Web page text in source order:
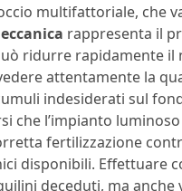
multifattoriale, che
rappresenta il
ridurre rapidamente il
attentamente la
indesiderati sul
che l’impianto
fertilizzazione
disponibili. Effettuare
deceduti, ma